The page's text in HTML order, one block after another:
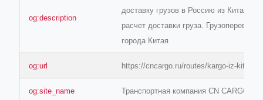
og:description
доставку грузов в Россию из Китая.
расчет доставки груза.
города Китая
og:url https://cncargo.ru/routes/kargo-iz-kitaya-
og:site_name Транспортная компания CN CARGO